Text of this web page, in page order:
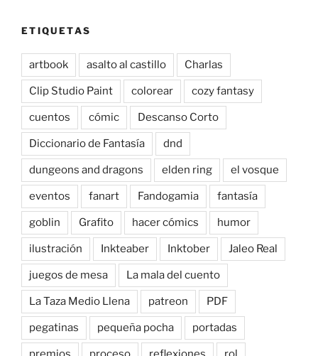
ETIQUETAS
artbook asalto al castillo Charlas
Clip Studio Paint colorear cozy fantasy
cuentos cómic Descanso Corto
Diccionario de Fantasía dnd
dungeons and dragons elden ring el vosque
eventos fanart Fandogamia fantasía
goblin Grafito hacer cómics humor
ilustración Inkteaber Inktober Jaleo Real
juegos de mesa La mala del cuento
La Taza Medio Llena patreon PDF
pegatinas pequeña pocha portadas